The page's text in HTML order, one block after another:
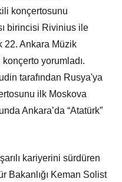
konçertosunu
birincisi Rivinius ile
22. Ankara Müzik
yorumladı.
tarafından Rusya'ya
ilk Moskova
Ankara’da “Atatürk”
kariyerini sürdüren
Bakanlığı Keman Solist